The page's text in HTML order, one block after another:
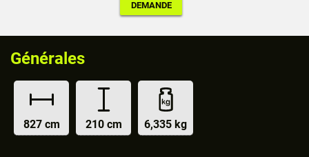
Générales
827 cm 210 cm 6,335 kg